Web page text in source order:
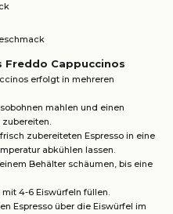
Freddo Cappuccinos
erfolgt in mehreren
mahlen und einen
zubereiten.
frisch zubereiteten Espresso in eine
abkühlen lassen.
Behälter schäumen, bis eine
mit 4-6 Eiswürfeln füllen.
Espresso über die Eiswürfel im